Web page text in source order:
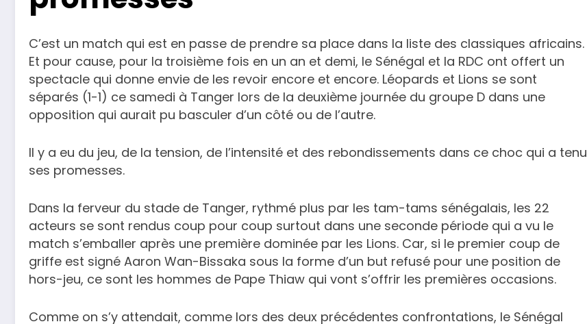
C’est un match qui est en passe de prendre sa place dans la liste des classiques africains.
Et pour cause, pour la troisième fois en un an et demi, le Sénégal et la RDC ont offert un
spectacle qui donne envie de les revoir encore et encore. Léopards et Lions se sont
séparés (1-1) ce samedi à Tanger lors de la deuxième journée du groupe D dans une
opposition qui aurait pu basculer d’un côté ou de l’autre.
Il y a eu du jeu, de la tension, de l’intensité et des rebondissements dans ce choc qui a tenu
ses promesses.
Dans la ferveur du stade de Tanger, rythmé plus par les tam-tams sénégalais, les 22
acteurs se sont rendus coup pour coup surtout dans une seconde période qui a vu le
match s’emballer après une première dominée par les Lions. Car, si le premier coup de
griffe est signé Aaron Wan-Bissaka sous la forme d’un but refusé pour une position de
hors-jeu, ce sont les hommes de Pape Thiaw qui vont s’offrir les premières occasions.
Comme on s’y attendait, comme lors des deux précédentes confrontations, le Sénégal